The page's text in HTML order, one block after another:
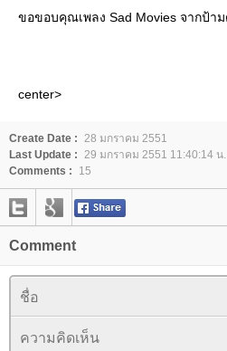
ขอขอบคุณเพลง Sad Movies จากป้า
center>
Create Date : 28 มกราคม 2551
Last Update : 29 มกราคม 2551 11:40:14 น.
Comments :
15
Comment